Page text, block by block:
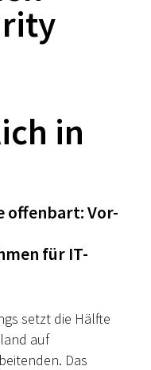
in
offenbart: Vor-
für IT-
setzt die Hälfte
auf
Das